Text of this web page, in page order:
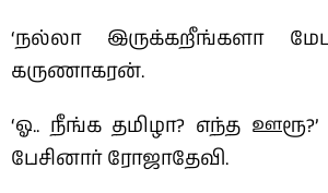
‘நல்லா இருக்கறீங்களா
கருணாகரன்.
‘ஓ.. நீங்க தமிழா? எந்த
பேசினார் ரோஜாதேவி.